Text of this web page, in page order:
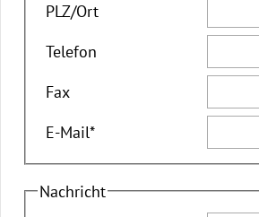
PLZ/Ort
Telefon
Fax
E-Mail*
Nachricht